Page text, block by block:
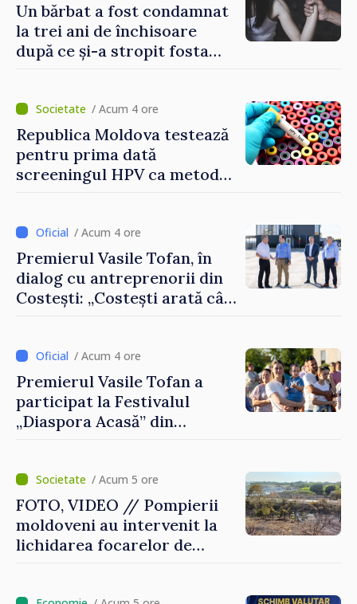
Un bărbat a fost condamnat
la trei ani de închisoare
după ce și-a stropit fosta
/ Acum 4 ore
Republica Moldova testează
pentru prima dată
screeningul HPV ca metodă
/ Acum 4 ore
Premierul Vasile Tofan, în
dialog cu antreprenorii din
Costești: „Costești arată cât
există inițiativă, muncă și
spirit antreprenorial”
/ Acum 4 ore
Premierul Vasile Tofan a
participat la Festivalul
„Diaspora Acasă” din
/ Acum 5 ore
FOTO, VIDEO // Pompierii
moldoveni au intervenit la
lichidarea focarelor de